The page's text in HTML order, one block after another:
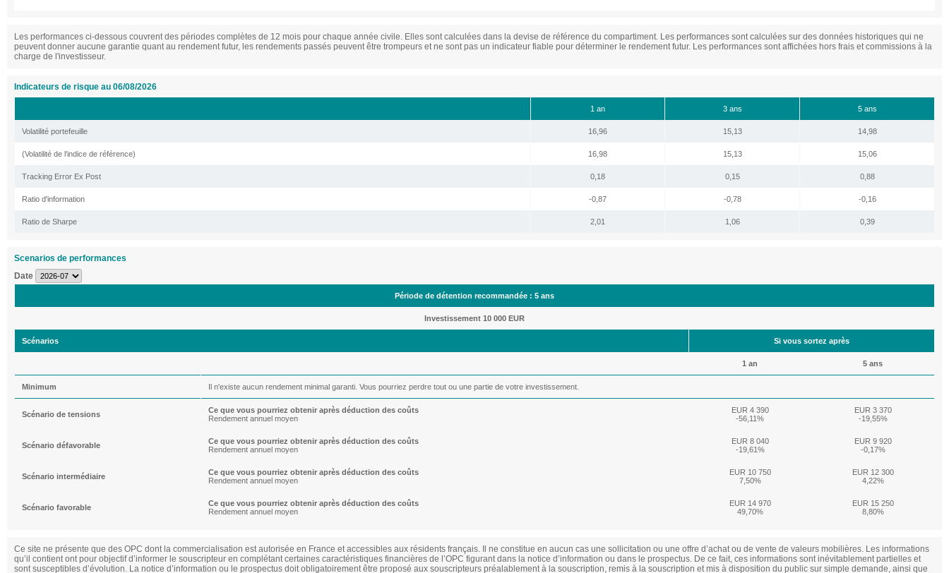
Les performances ci-dessous couvrent des périodes complètes de 12 mois pour chaque année civile. Elles sont calculées dans la devise de référence du compartiment. Les performances sont calculées sur des données historiques qui ne
peuvent donner aucune garantie quant au rendement futur, les rendements passés peuvent être trompeurs et ne sont pas un indicateur fiable pour déterminer le rendement futur. Les performances sont affichées hors frais et commissions à la
charge de l'investisseur.
Indicateurs de risque au 06/08/2026
1 an 3 ans 5 ans
Volatilité portefeuille 16,96 15,13 14,98
(Volatilité de l'indice de référence) 16,98 15,13 15,06
Tracking Error Ex Post 0,18 0,15 0,88
Ratio d'information -0,87 -0,78 -0,16
Ratio de Sharpe 2,01 1,06 0,39
Scenarios de performances
Date
Période de détention recommandée : 5 ans
Investissement 10 000 EUR
Scénarios Si vous sortez après
1 an 5 ans
Minimum Il n'existe aucun rendement minimal garanti. Vous pourriez perdre tout ou une partie de votre investissement.
Scénario de tensions
Ce que vous pourriez obtenir après déduction des coûts
Rendement annuel moyen
EUR 4 390
-56,11%
EUR 3 370
-19,55%
Scénario défavorable
Ce que vous pourriez obtenir après déduction des coûts
Rendement annuel moyen
EUR 8 040
-19,61%
EUR 9 920
-0,17%
Scénario intermédiaire
Ce que vous pourriez obtenir après déduction des coûts
Rendement annuel moyen
EUR 10 750
7,50%
EUR 12 300
4,22%
Scénario favorable
Ce que vous pourriez obtenir après déduction des coûts
Rendement annuel moyen
EUR 14 970
49,70%
EUR 15 250
8,80%
Ce site ne présente que des OPC dont la commercialisation est autorisée en France et accessibles aux résidents français. Il ne constitue en aucun cas une sollicitation ou une offre d’achat ou de vente de valeurs mobilières. Les informations
qu’il contient ont pour objectif d’informer le souscripteur en complétant certaines caractéristiques financières de l’OPC figurant dans la notice d’information ou dans le prospectus. De ce fait, ces informations sont inévitablement partielles et
sont susceptibles d’évolution. La notice d’information ou le prospectus doit obligatoirement être proposé aux souscripteurs préalablement à la souscription, remis à la souscription et mis à disposition du public sur simple demande, ainsi que